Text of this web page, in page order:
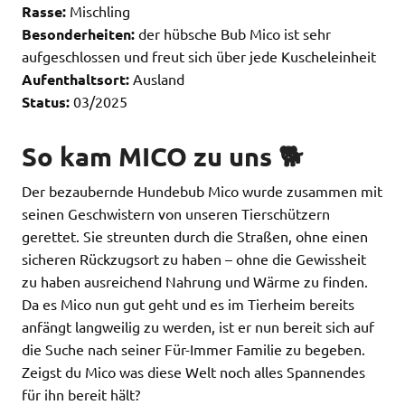
Rasse: Mischling
Besonderheiten: der hübsche Bub Mico ist sehr
aufgeschlossen und freut sich über jede Kuscheleinheit
Aufenthaltsort: Ausland
Status: 03/2025
So kam MICO zu uns 🐕
Der bezaubernde Hundebub Mico wurde zusammen mit
seinen Geschwistern von unseren Tierschützern
gerettet. Sie streunten durch die Straßen, ohne einen
sicheren Rückzugsort zu haben – ohne die Gewissheit
zu haben ausreichend Nahrung und Wärme zu finden.
Da es Mico nun gut geht und es im Tierheim bereits
anfängt langweilig zu werden, ist er nun bereit sich auf
die Suche nach seiner Für-Immer Familie zu begeben.
Zeigst du Mico was diese Welt noch alles Spannendes
für ihn bereit hält?